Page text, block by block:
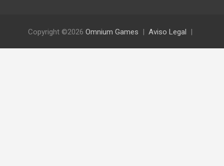
Copyright ©2026 Omnium Games Aviso Legal